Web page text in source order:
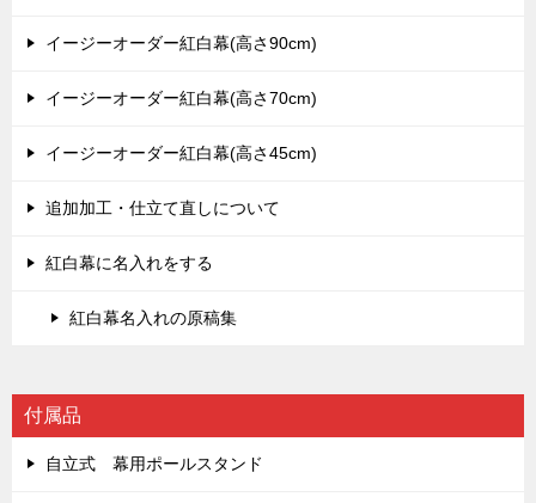
イージーオーダー紅白幕(高さ90cm)
イージーオーダー紅白幕(高さ70cm)
イージーオーダー紅白幕(高さ45cm)
追加加工・仕立て直しについて
紅白幕に名入れをする
紅白幕名入れの原稿集
付属品
自立式 幕用ポールスタンド